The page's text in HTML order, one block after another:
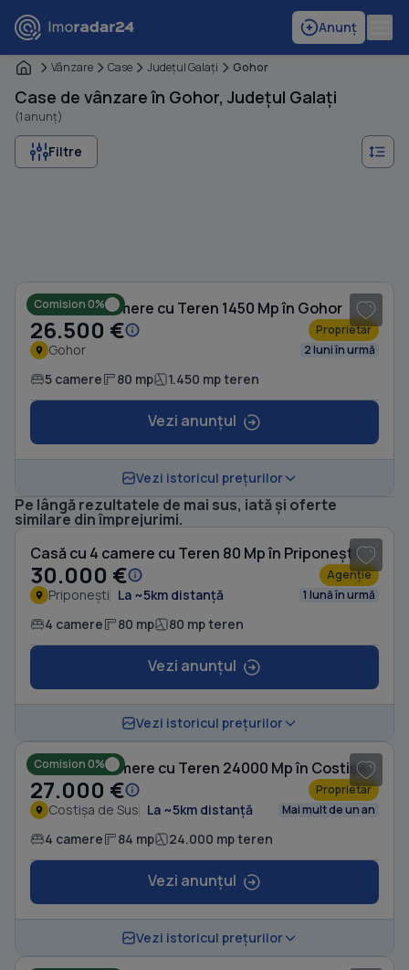
Anunț
Vânzare Case Judeţul Galaţi Gohor
Case de vânzare în Gohor, Județul Galați
(1 anunț)
Filtre
Comision 0%
Casă cu 5 camere cu Teren 1450 Mp în Gohor
26.500 € Proprietar
Gohor 2 luni în urmă
5 camere 80 mp 1.450 mp teren
Vezi anunțul
Vezi istoricul prețurilor
Pe lângă rezultatele de mai sus, iată și oferte
similare din împrejurimi.
Casă cu 4 camere cu Teren 80 Mp în Priponești
30.000 € Agenție
Priponești La ~5km distanță 1 lună în urmă
4 camere 80 mp 80 mp teren
Vezi anunțul
Vezi istoricul prețurilor
Comision 0% Casă cu 4 camere cu Teren 24000 Mp în Costișa de Sus
27.000 € Proprietar
Costișa de Sus La ~5km distanță Mai mult de un an
4 camere 84 mp 24.000 mp teren
Vezi anunțul
Vezi istoricul prețurilor